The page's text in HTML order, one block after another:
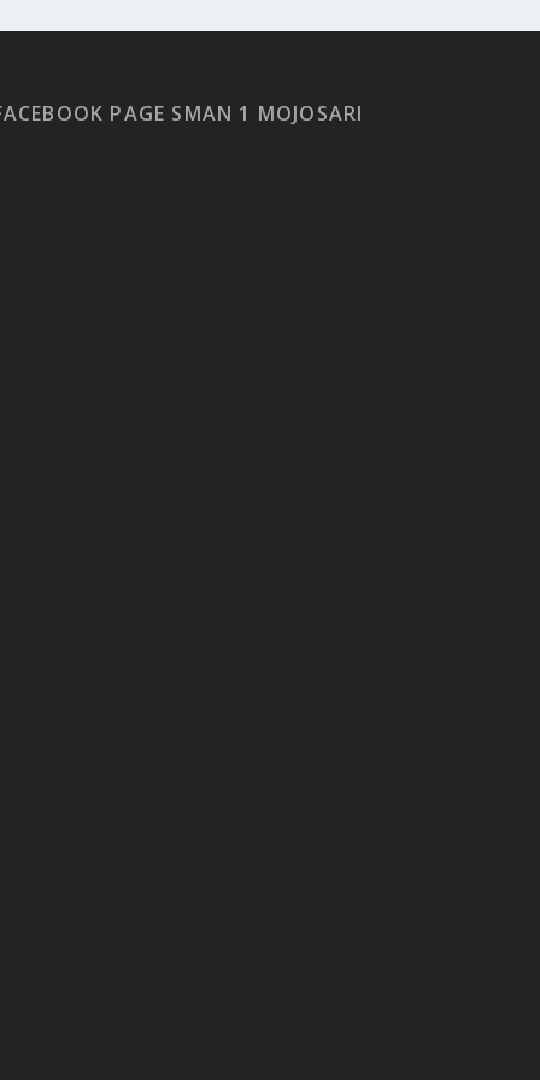
PAGE SMAN 1 MOJOSARI